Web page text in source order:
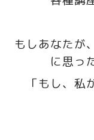
もしあなたが
に思っ
「もし、